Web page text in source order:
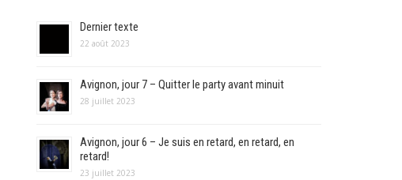
Dernier texte
22 août 2023
Avignon, jour 7 – Quitter le party avant minuit
28 juillet 2023
Avignon, jour 6 – Je suis en retard, en retard, en
retard!
23 juillet 2023